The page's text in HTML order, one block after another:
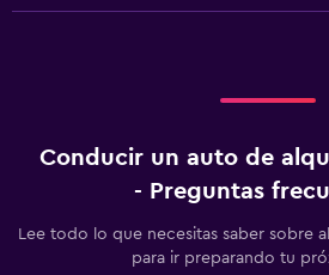
Conducir un auto de
- Preguntas
Lee todo lo que necesitas saber sobre
para ir preparando tu